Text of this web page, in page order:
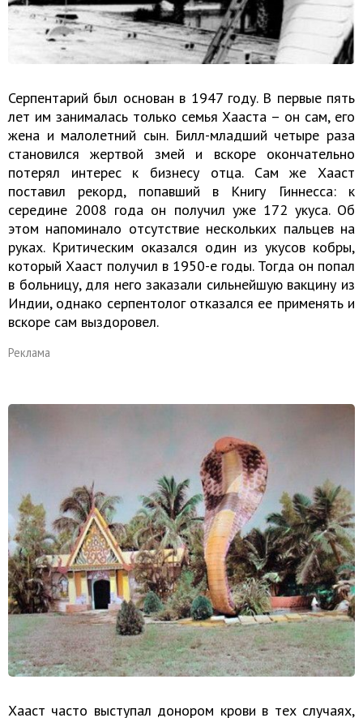
Серпентарий был основан в 1947 году. В первые пять
лет им занималась только семья Хааста – он сам, его
жена и малолетний сын. Билл-младший четыре раза
становился жертвой змей и вскоре окончательно
потерял интерес к бизнесу отца. Сам же Хааст
поставил рекорд, попавший в Книгу Гиннесса: к
середине 2008 года он получил уже 172 укуса. Об
этом напоминало отсутствие нескольких пальцев на
руках. Критическим оказался один из укусов кобры,
который Хааст получил в 1950-е годы. Тогда он попал
в больницу, для него заказали сильнейшую вакцину из
Индии, однако серпентолог отказался ее применять и
вскоре сам выздоровел.
Реклама
Хааст часто выступал донором крови в тех случаях,